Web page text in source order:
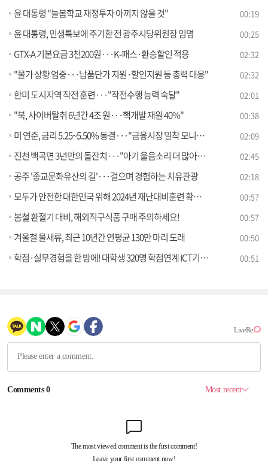
윤 대통령 "늘봄학교 재정투자 아끼지 않을 것" 00:19
윤 대통령, 민생특보에 주기환 전 광주시당위원장 임명 00:25
GTX-A 기본요금 3천200원···K-패스·환승할인 적용 02:32
"물가 상황 엄중···납품단가 지원·할인지원 등 총력 대응" 02:32
한미 도시지역 작전 훈련···"작전수행 능력 숙달" 02:01
"북, 사이버탈취 6년간 4조 원···핵개발 재원 40%" 00:38
미 연준, 금리 5.25~5.50% 동결···"금융시장 밀착 모니터링" 02:09
진천 백곡면 3년만의 돌잔치···"아기 울음소리 더 많아지도록" 02:45
공주 '종교문화유산의 길'···걸으며 경험하는 치유관광 02:18
모두가 안전한 대한민국 위해 2024년 재난대비훈련 확대 실시 00:57
봄철 환절기 대비, 해외직구식품 구매 주의하세요! 00:57
겨울철 물새류, 최근 10년간 연평균 130만 마리 도래 00:50
학점·실무경험을 한 방에! 대학생 320명 학점연계 ICT기업 인턴십 본격 실시 00:51